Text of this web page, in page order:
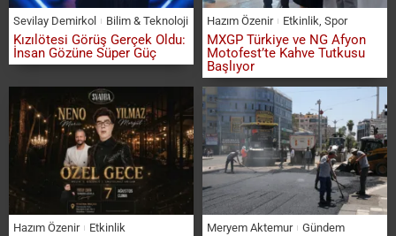
Sevilay Demirkol Bilim & Teknoloji
Kızılötesi Görüş Gerçek Oldu:
İnsan Gözüne Süper Güç
Hazım Özenir Etkinlik, Spor
MXGP Türkiye ve NG Afyon
Motofest’te Kahve Tutkusu
Başlıyor
Hazım Özenir Etkinlik Meryem Aktemur Gündem